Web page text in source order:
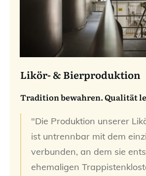
Likör- & Bierproduktion
Tradition bewahren. Qualität
"Die Produktion unserer
ist untrennbar mit dem
verbunden, an dem sie
ehemaligen